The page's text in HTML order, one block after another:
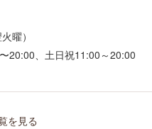
曜）
20:00、土日祝11:00～20:00
を見る